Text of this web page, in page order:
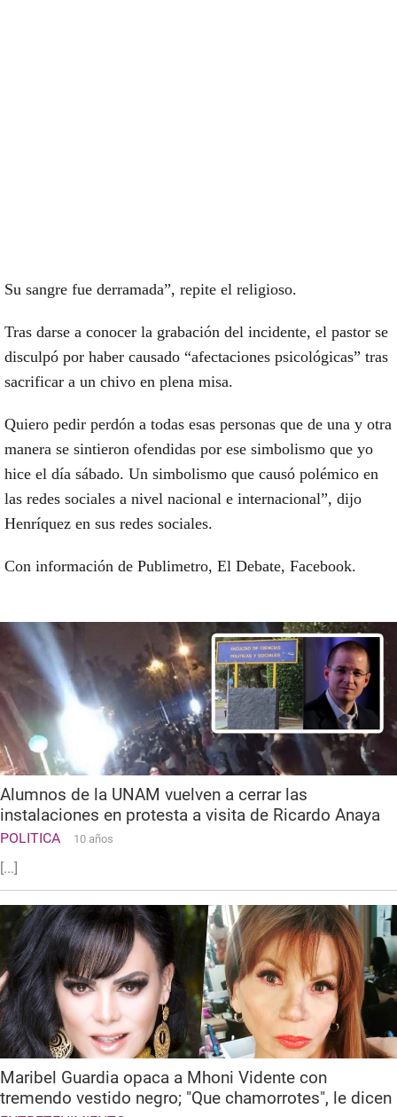
Su sangre fue derramada”, repite el religioso.
Tras darse a conocer la grabación del incidente, el pastor se
disculpó por haber causado “afectaciones psicológicas” tras
sacrificar a un chivo en plena misa.
Quiero pedir perdón a todas esas personas que de una y otra
manera se sintieron ofendidas por ese simbolismo que yo
hice el día sábado. Un simbolismo que causó polémico en
las redes sociales a nivel nacional e internacional”, dijo
Henríquez en sus redes sociales.
Con información de Publimetro, El Debate, Facebook.
Alumnos de la UNAM vuelven a cerrar las
instalaciones en protesta a visita de Ricardo Anaya
POLITICA 10 años
[...]
Maribel Guardia opaca a Mhoni Vidente con
tremendo vestido negro; "Que chamorrotes", le dicen